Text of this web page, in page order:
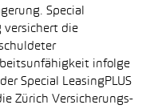
Special
versichert die
infolge
Special LeasingPLUS
Zürich Versicherungs-